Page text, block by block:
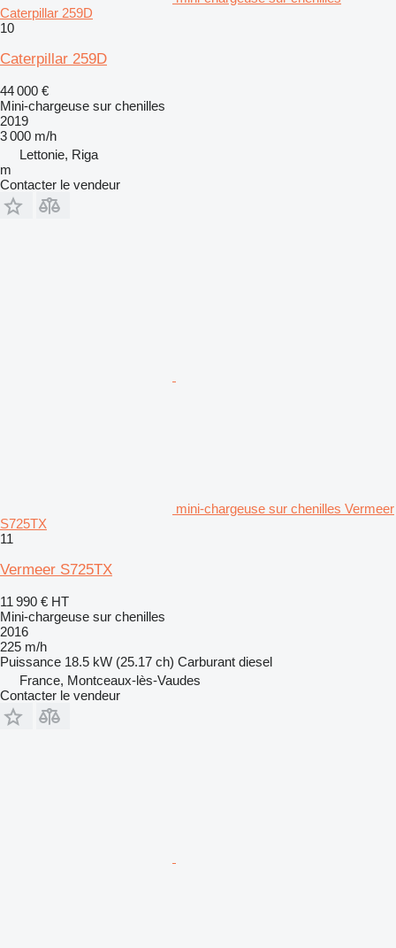
Caterpillar 259D
10
Caterpillar 259D
44 000 €
Mini-chargeuse sur chenilles
2019
3 000 m/h
Lettonie, Riga
m
Contacter le vendeur
mini-chargeuse sur chenilles Vermeer
S725TX
11
Vermeer S725TX
11 990 € HT
Mini-chargeuse sur chenilles
2016
225 m/h
Puissance 18.5 kW (25.17 ch) Carburant diesel
France, Montceaux-lès-Vaudes
Contacter le vendeur